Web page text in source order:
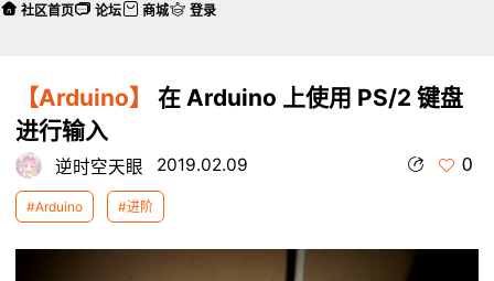
【Arduino】
在 Arduino 上使用 PS/2 键盘
进行输入
逆时空天眼 2019.02.09 0
#Arduino #进阶
社区首页 论坛 商城 登录